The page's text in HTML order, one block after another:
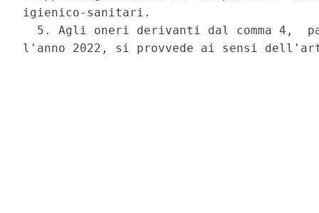
igienico-sanitari.
5. Agli oneri derivanti dal comma 4,